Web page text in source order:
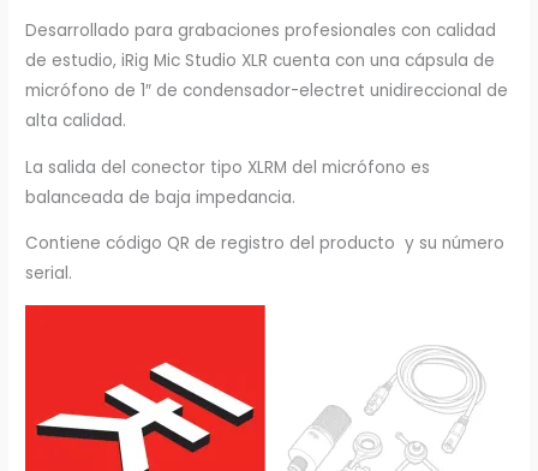
Desarrollado para grabaciones profesionales con calidad
de estudio, iRig Mic Studio XLR cuenta con una cápsula de
micrófono de 1″ de condensador-electret unidireccional de
alta calidad.
La salida del conector tipo XLRM del micrófono es
balanceada de baja impedancia.
Contiene código QR de registro del producto y su número
serial.